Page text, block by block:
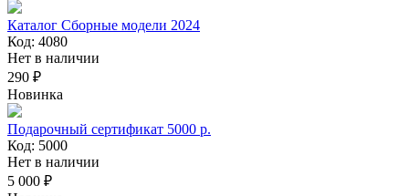
Каталог Сборные модели 2024
Код: 4080
Нет в наличии
290 ₽
Новинка
Подарочный сертификат 5000 р.
Код: 5000
Нет в наличии
5 000 ₽